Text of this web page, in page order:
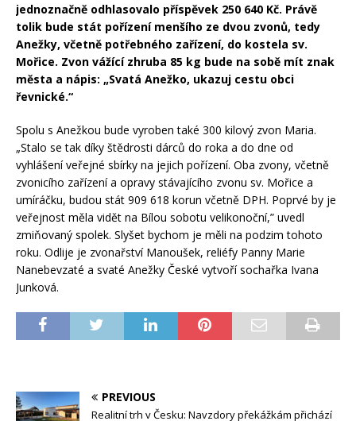
jednoznačně odhlasovalo příspěvek 250 640 Kč. Právě
tolik bude stát pořízení menšího ze dvou zvonů, tedy
Anežky, včetně potřebného zařízení, do kostela sv.
Mořice. Zvon vážící zhruba 85 kg bude na sobě mít znak
města a nápis: „Svatá Anežko, ukazuj cestu obci
řevnické.“
Spolu s Anežkou bude vyroben také 300 kilový zvon Maria.
„Stalo se tak díky štědrosti dárců do roka a do dne od
vyhlášení veřejné sbírky na jejich pořízení. Oba zvony, včetně
zvonicího zařízení a opravy stávajícího zvonu sv. Mořice a
umíráčku, budou stát 909 618 korun včetně DPH. Poprvé by je
veřejnost měla vidět na Bílou sobotu velikonoční,” uvedl
zmiňovaný spolek. Slyšet bychom je měli na podzim tohoto
roku. Odlije je zvonařství Manoušek, reliéfy Panny Marie
Nanebevzaté a svaté Anežky České vytvoří sochařka Ivana
Junková.
PREVIOUS
Realitní trh v Česku: Navzdory překážkám přichází